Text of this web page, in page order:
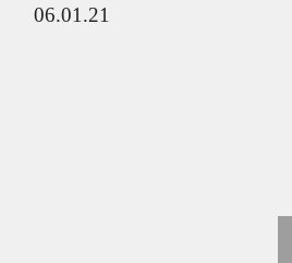
06.01.21